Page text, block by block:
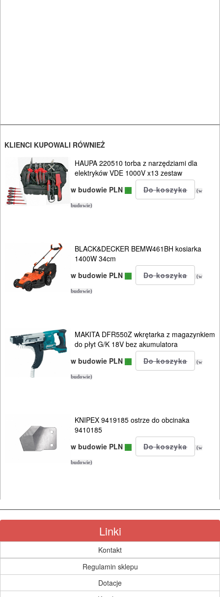
ukośnice
do
metalu
wielofunkcyjne
wiertarki
wiertarki
stołowe
wiertnice
wycinarki
styropianu
wyrzynarki
zszywacze
system
ELEKTRONARZĘDZIA
AKUMULATOROWE
OSPRZĘT
KLIENCI KUPOWALI RÓWNIEŻ
HAUPA 220510 torba z narzędziami dla
elektryków VDE 1000V x13 zestaw
w budowie PLN
(w
budowie)
BLACK&DECKER BEMW461BH kosiarka
1400W 34cm
w budowie PLN
(w
budowie)
MAKITA DFR550Z wkrętarka z magazynkiem
do płyt G/K 18V bez akumulatora
w budowie PLN
(w
budowie)
KNIPEX 9419185 ostrze do obcinaka
9410185
w budowie PLN
(w
budowie)
Linki
Kontakt
Regulamin sklepu
Dotacje